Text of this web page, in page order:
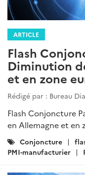
ARTICLE
Flash
Diminution
et en zone
Rédigé par : Bureau
Flash Conjoncture
en Allemagne et en
Catégories
:
Conjoncture
PMI-manufacturier